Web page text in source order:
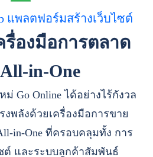
แพลตฟอร์มสร้างเว็บไซต์
องมือการตลาด
in-One
Go Online ได้อย่างไร้กังวล
งพลังด้วยเครื่องมือการขาย
in-One ที่ครอบคลุมทั้ง การ
ต์ และระบบลูกค้าสัมพันธ์